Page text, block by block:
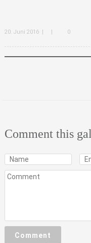
20. Juni 2016| | 0
Comment this